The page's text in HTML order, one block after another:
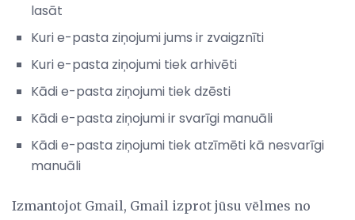
lasāt
Kuri e-pasta ziņojumi jums ir zvaigznīti
Kuri e-pasta ziņojumi tiek arhivēti
Kādi e-pasta ziņojumi tiek dzēsti
Kādi e-pasta ziņojumi ir svarīgi manuāli
Kādi e-pasta ziņojumi tiek atzīmēti kā nesvarīgi
manuāli
Izmantojot Gmail, Gmail izprot jūsu vēlmes no